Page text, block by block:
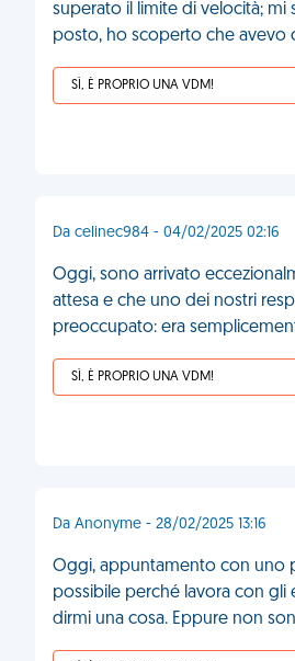
superato il limite di velocità;
posto, ho scoperto che avevo
SÌ, È PROPRIO UNA VDM!
Da celinec984 - 04/02/2025 02:16
Oggi, sono arrivato
attesa e che uno dei nostri
preoccupato: era
SÌ, È PROPRIO UNA VDM!
Da Anonyme - 28/02/2025 13:16
Oggi, appuntamento con uno
possibile perché lavora con gli
dirmi una cosa. Eppure non